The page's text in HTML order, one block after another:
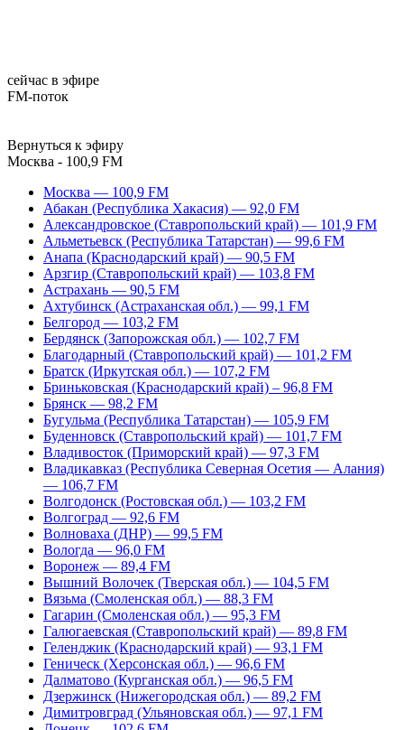
сейчас в эфире
FM-поток
Вернуться к эфиру
Москва - 100,9 FM
Москва — 100,9 FM
Абакан (Республика Хакасия) — 92,0 FM
Александровское (Ставропольский край) — 101,9 FM
Альметьевск (Республика Татарстан) — 99,6 FM
Анапа (Краснодарский край) — 90,5 FM
Арзгир (Ставропольский край) — 103,8 FM
Астрахань — 90,5 FM
Ахтубинск (Астраханская обл.) — 99,1 FM
Белгород — 103,2 FM
Бердянск (Запорожская обл.) — 102,7 FM
Благодарный (Ставропольский край) — 101,2 FM
Братск (Иркутская обл.) — 107,2 FM
Бриньковская (Краснодарский край) – 96,8 FM
Брянск — 98,2 FM
Бугульма (Республика Татарстан) — 105,9 FM
Буденновск (Ставропольский край) — 101,7 FM
Владивосток (Приморский край) — 97,3 FM
Владикавказ (Республика Северная Осетия — Алания)
— 106,7 FM
Волгодонск (Ростовская обл.) — 103,2 FM
Волгоград — 92,6 FM
Волноваха (ДНР) — 99,5 FM
Вологда — 96,0 FM
Воронеж — 89,4 FM
Вышний Волочек (Тверская обл.) — 104,5 FM
Вязьма (Смоленская обл.) — 88,3 FM
Гагарин (Смоленская обл.) — 95,3 FM
Галюгаевская (Ставропольский край) — 89,8 FM
Геленджик (Краснодарский край) — 93,1 FM
Геническ (Херсонская обл.) — 96,6 FM
Далматово (Курганская обл.) — 96,5 FM
Дзержинск (Нижегородская обл.) — 89,2 FM
Димитровград (Ульяновская обл.) — 97,1 FM